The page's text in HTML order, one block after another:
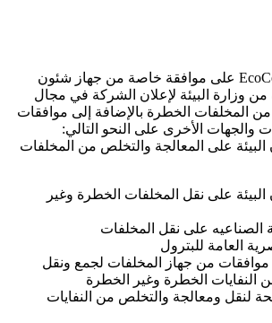
حصلت شركة EcoConServ على موافقة خاصة من جهاز شئون
من وزارة البيئة لإعلان الشركة في مجال
من المخلفات الخطرة بالإضافة إلى موافقات
على المعالجة والتخلص من المخلفات
على نقل المخلفات الخطرة وغير
من جهاز المخلفات لجمع ونقل
النفايات الخطرة وغير الخطرة
لنقل ومعالجة والتخلص من النفايات